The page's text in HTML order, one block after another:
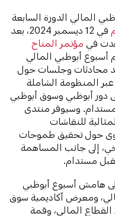
المالي الدورة السابعة
في 12 ديسمبر 2024، بعد
في مؤتمر المناخ
أسبوع أبوظبي المالي
محادثات وجلسات حول
عبر المنظومة الشاملة
دور أبوظبي وسوق أبوظبي
وسيوفر منتدى
للنقاشات
حول تحقيق طموحات
إلى جانب المساهمة
مستدام.
هامش أسبوع أبوظبي
ومعرض أكاديمية سوق
المالي، وقمة